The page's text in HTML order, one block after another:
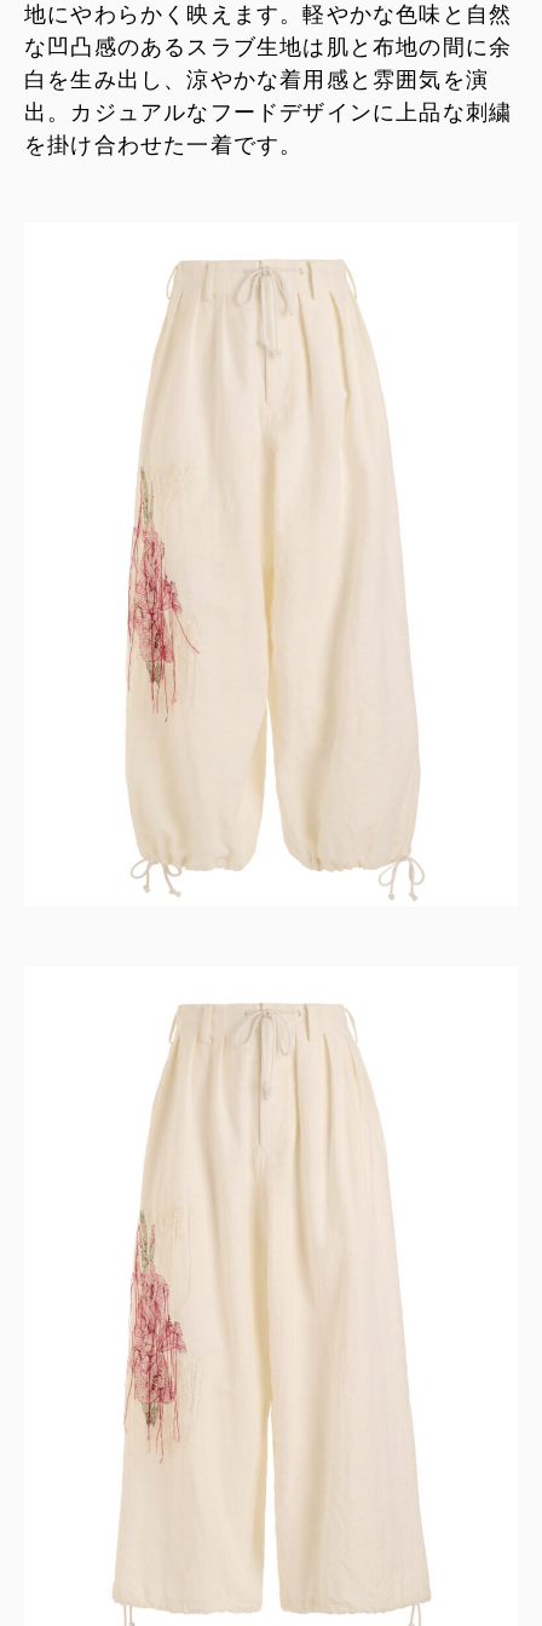
地にやわらかく映えます。軽やかな色味と自然
な凹凸感のあるスラブ生地は肌と布地の間に余
白を生み出し、涼やかな着用感と雰囲気を演
出。カジュアルなフードデザインに上品な刺繍
を掛け合わせた一着です。